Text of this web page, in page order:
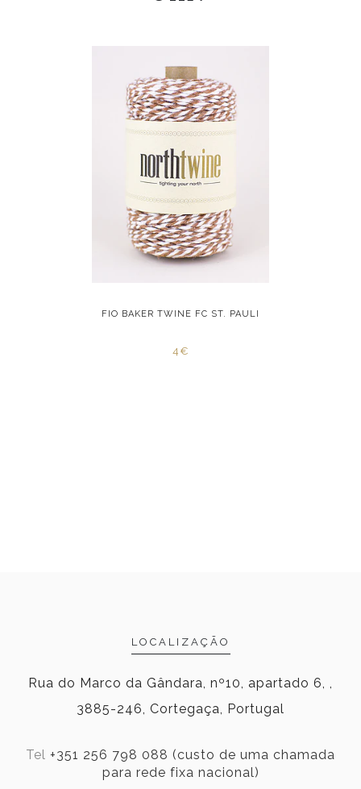
FIO BAKER TWINE FC ST. PAULI
4€
LOCALIZAÇÃO
Rua do Marco da Gândara, nº10, apartado 6, ,
3885-246, Cortegaça, Portugal
Tel +351 256 798 088 (custo de uma chamada
para rede fixa nacional)